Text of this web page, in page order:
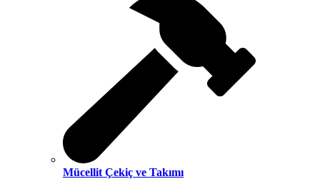
Mücellit Çekiç ve Takımı